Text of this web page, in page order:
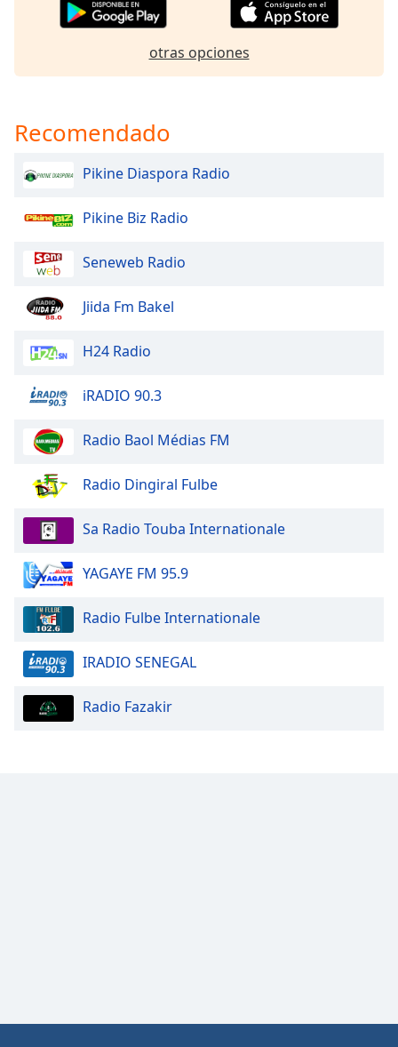
Beginning
dialog
will
and
window.
Opacity
Color
Opacity
Caption
Background
Color
Opacity
Font
Size
otras opciones
Recomendado
Pikine Diaspora Radio
Pikine Biz Radio
Seneweb Radio
Jiida Fm Bakel
H24 Radio
iRADIO 90.3
Radio Baol Médias FM
Radio Dingiral Fulbe
Sa Radio Touba Internationale
YAGAYE FM 95.9
Radio Fulbe Internationale
IRADIO SENEGAL
Radio Fazakir